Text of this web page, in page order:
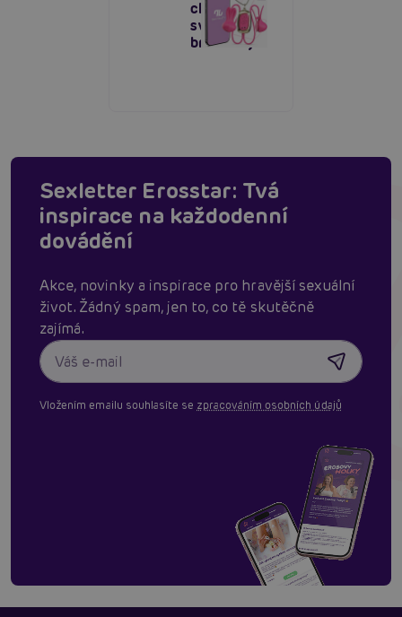
chytré
svorky na
bradavky
Sexletter Erosstar: Tvá
inspirace na každodenní
dovádění
Akce, novinky a inspirace pro hravější sexuální
život. Žádný spam, jen to, co tě skutěčně
zajímá.
Vložením emailu souhlasíte se zpracováním osobních údajů